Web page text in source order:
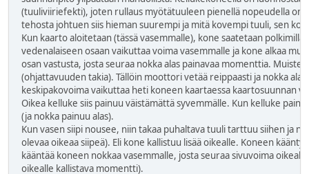
(tuuliviiriefekti), joten rullaus myötätuuleen pienellä nopeudella on
tehosta johtuen siis hieman suurempi ja mitä kovempi tuuli, sen
Kun kaarto aloitetaan (tässä vasemmalle), kone saatetaan
vedenalaiseen osaan vaikuttaa voima vasemmalle ja kone alkaa
osan vastusta, josta seuraa nokka alas painavaa momenttia.
(ohjattavuuden takia). Tällöin moottori vetää reippaasti ja nokka
keskipakovoima vaikuttaa heti koneen kaartaessa kaartosuunnan
Oikea kelluke siis painuu väistämättä syvemmälle. Kun kelluke
(ja nokka painuu alas).
Kun vasen siipi nousee, niin takaa puhaltava tuuli tarttuu siihen ja
olevaa oikeaa siipeä). Eli kone kallistuu lisää oikealle. Koneen
kääntää koneen nokkaa vasemmalle, josta seuraa sivuvoima
oikealle kallistava momentti).